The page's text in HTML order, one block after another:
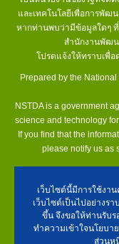
เว็บไซต์นี้มีการใช้งา
เว็บไซต์เป็นไปอย่างร
ขึ้น จึงขอให้ท่านรับร
ทำความเข้าใจนโยบา
ส่วนห
และเทคโนโลยีเพื่อการพัฒ
หากท่านพบว่ามีข้อมูลใดๆ
สำนักงานพัฒน
โปรดแจ้งให้ทราบเพื่
Prepared by the
NSTDA is a government
science and technology
If you find that the
please notify us as
The Secretariat
5th National Science
Rama VI Road,